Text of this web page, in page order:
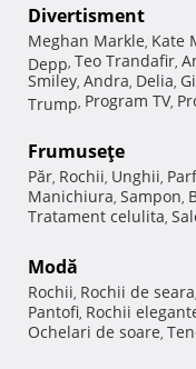
Divertisment
Meghan Markle, Kate
Depp, Teo Trandafir,
Smiley, Andra, Delia,
Trump, Program TV,
Frumuseţe
Păr, Rochii, Unghii,
Manichiura, Sampon,
Tratament celulita,
Modă
Rochii, Rochii de seara,
Pantofi, Rochii
Ochelari de soare,